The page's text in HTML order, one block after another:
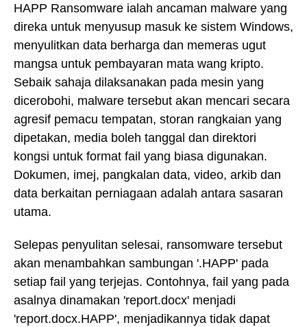
HAPP Ransomware ialah ancaman malware yang
direka untuk menyusup masuk ke sistem Windows,
menyulitkan data berharga dan memeras ugut
mangsa untuk pembayaran mata wang kripto.
Sebaik sahaja dilaksanakan pada mesin yang
dicerobohi, malware tersebut akan mencari secara
agresif pemacu tempatan, storan rangkaian yang
dipetakan, media boleh tanggal dan direktori
kongsi untuk format fail yang biasa digunakan.
Dokumen, imej, pangkalan data, video, arkib dan
data berkaitan perniagaan adalah antara sasaran
utama.
Selepas penyulitan selesai, ransomware tersebut
akan menambahkan sambungan '.HAPP' pada
setiap fail yang terjejas. Contohnya, fail yang pada
asalnya dinamakan 'report.docx' menjadi
'report.docx.HAPP', menjadikannya tidak dapat